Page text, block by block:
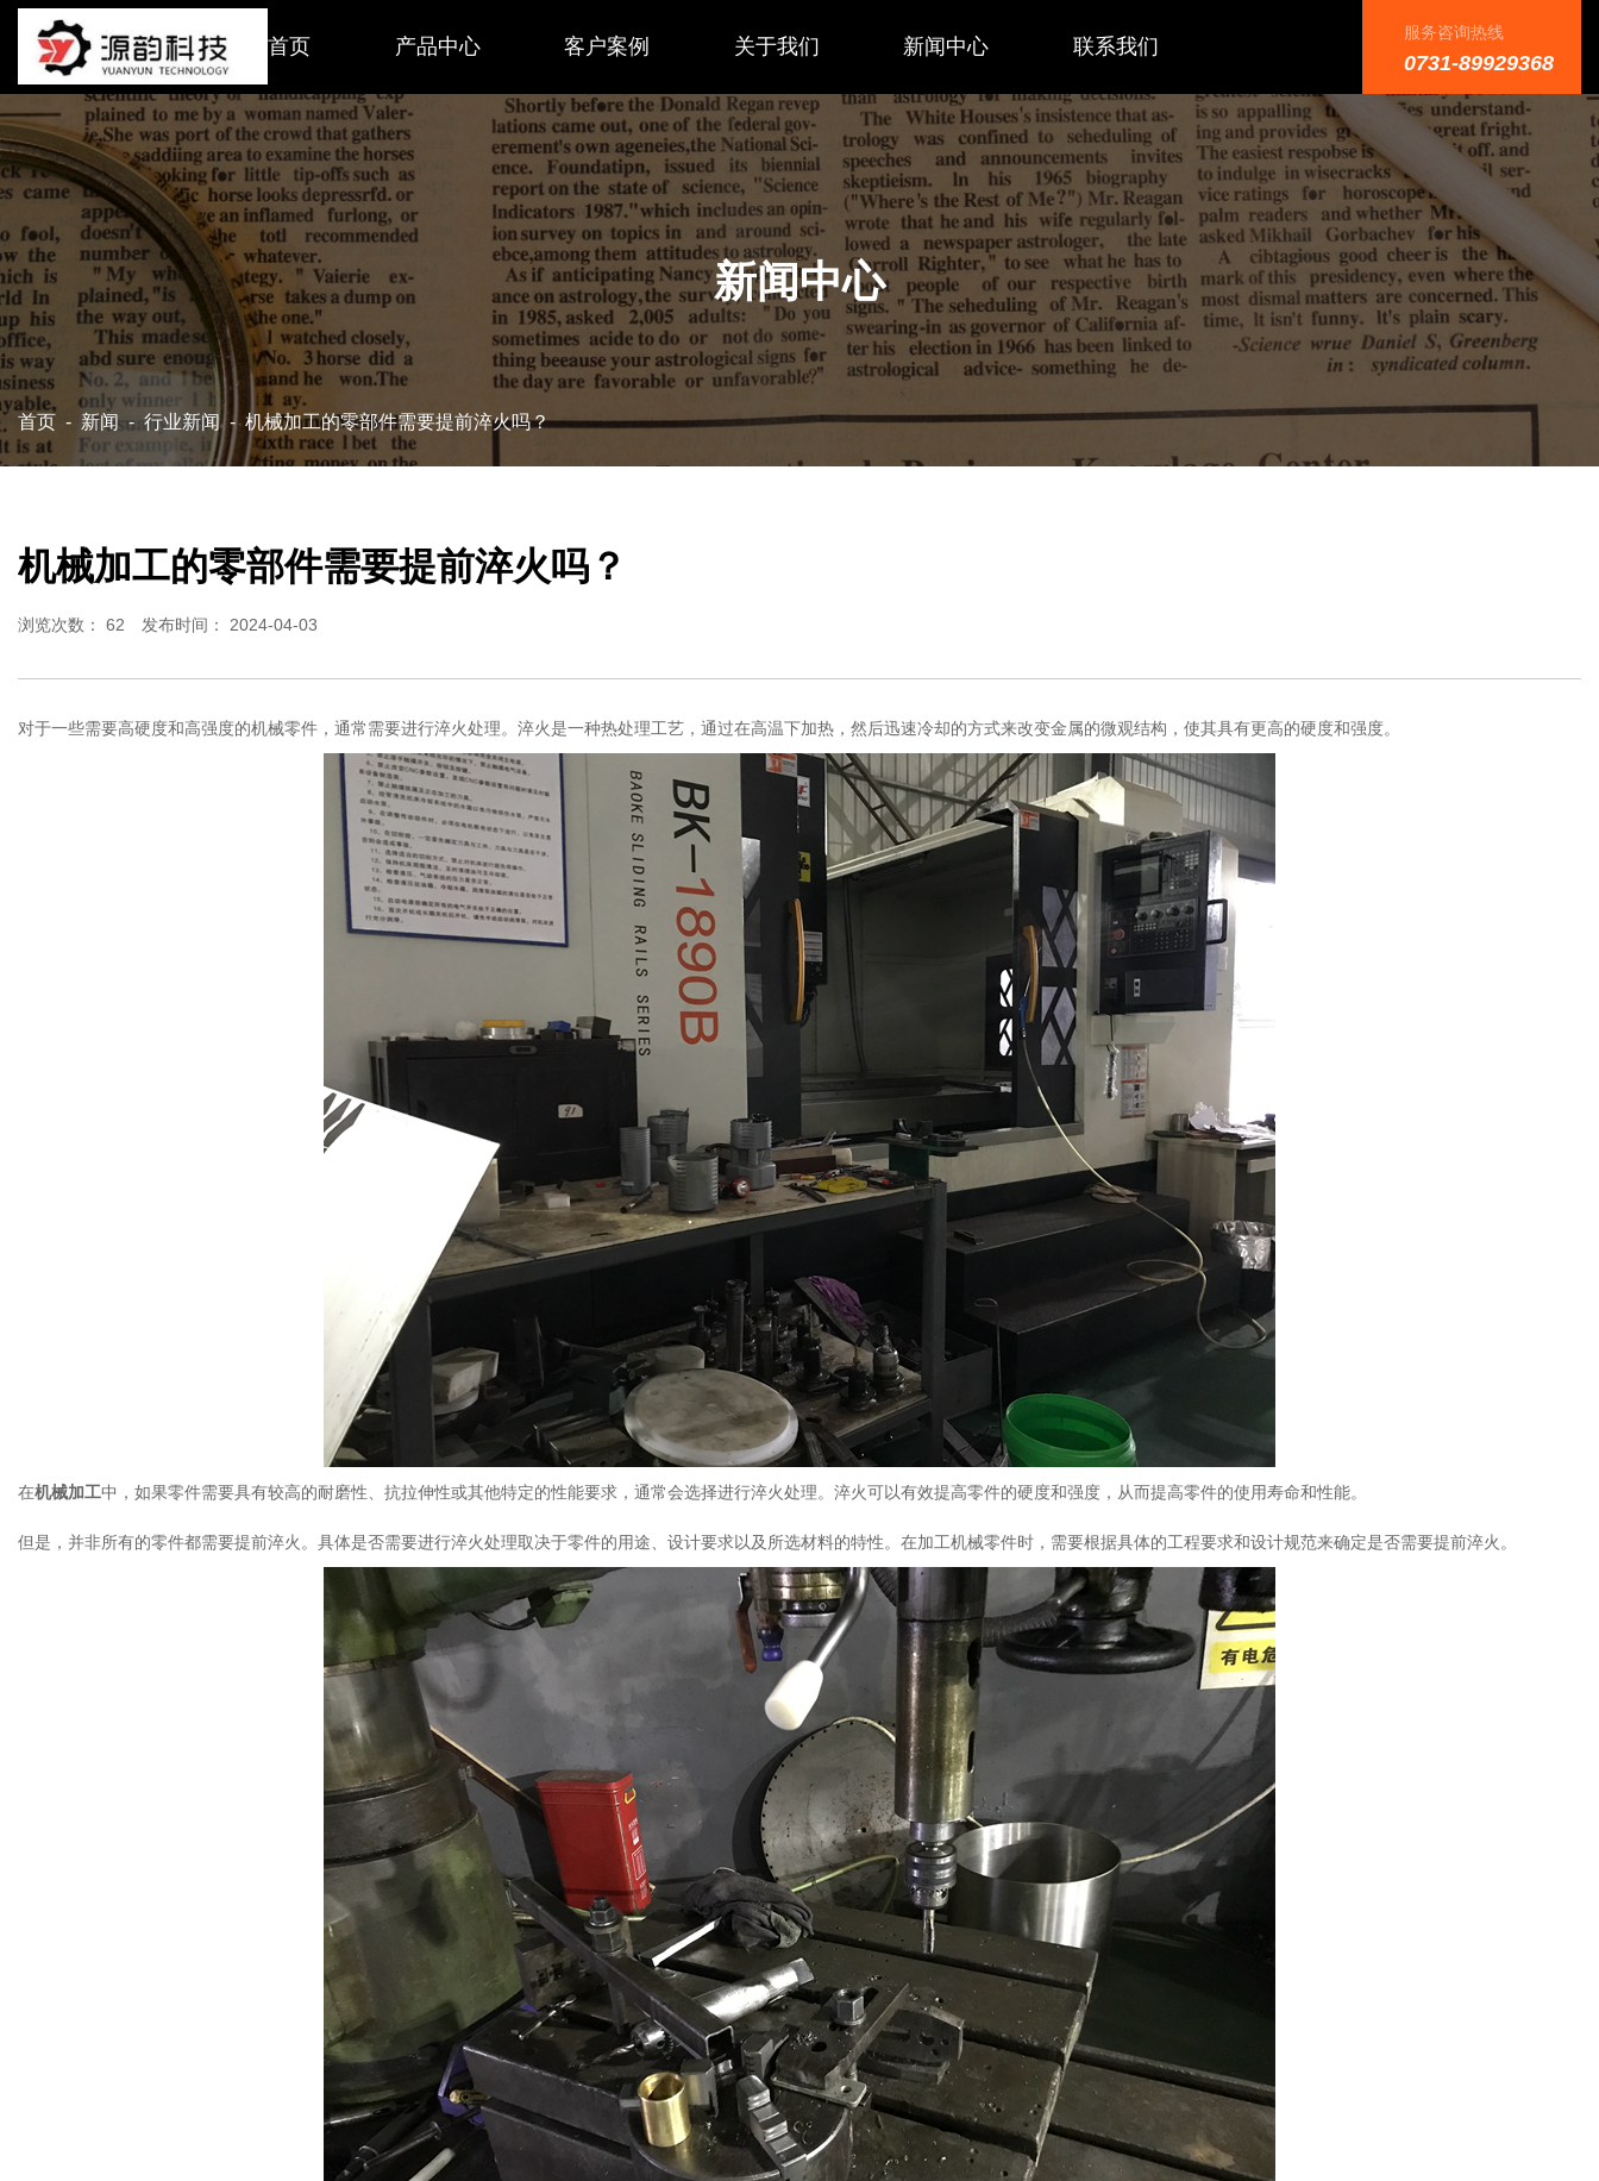
首页 产品中心 客户案例 关于我们 新闻中心 联系我们
服务咨询热线
0731-89929368
新闻中心
首页 - 新闻 - 行业新闻 - 机械加工的零部件需要提前淬火吗？
机械加工的零部件需要提前淬火吗？
浏览次数： 62 发布时间： 2024-04-03
对于一些需要高硬度和高强度的机械零件，通常需要进行淬火处理。淬火是一种热处理工艺，通过在高温下加热，然后迅速冷却的方式来改变金属的微观结构，使其具有更高的硬度和强度。
在机械加工中，如果零件需要具有较高的耐磨性、抗拉伸性或其他特定的性能要求，通常会选择进行淬火处理。淬火可以有效提高零件的硬度和强度，从而提高零件的使用寿命和性能。
但是，并非所有的零件都需要提前淬火。具体是否需要进行淬火处理取决于零件的用途、设计要求以及所选材料的特性。在加工机械零件时，需要根据具体的工程要求和设计规范来确定是否需要提前淬火。